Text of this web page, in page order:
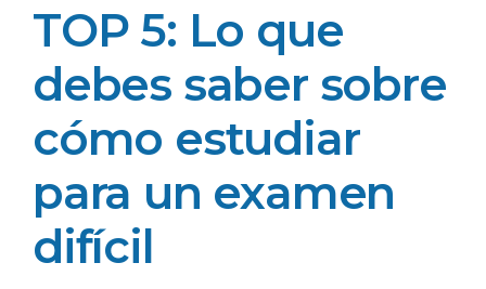
TOP 5: Lo que
debes saber sobre
cómo estudiar
para un examen
difícil